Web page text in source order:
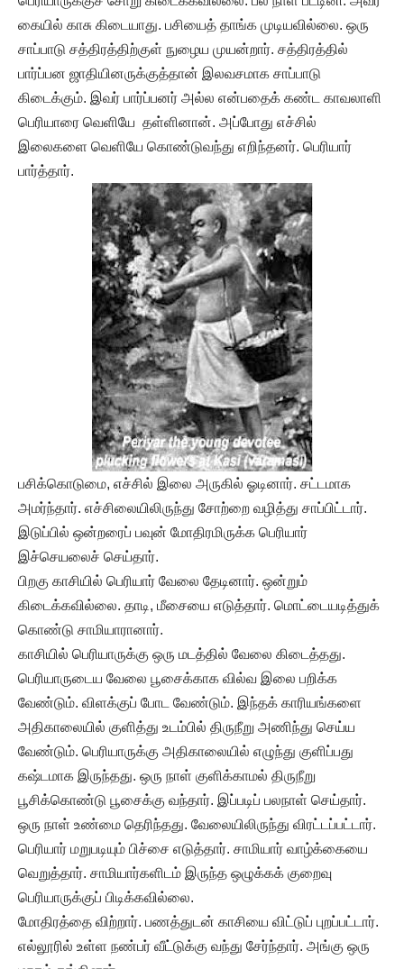
கையில் காசு கிடையாது. பசியைத் தாங்க முடியவில்லை. ஒரு
சாப்பாடு சத்திரத்திற்குள் நுழைய முயன்றார். சத்திரத்தில்
பார்ப்பன ஜாதியினருக்குத்தான் இலவசமாக சாப்பாடு
கிடைக்கும். இவர் பார்ப்பனர் அல்ல என்பதைக் கண்ட காவலாளி
பெரியாரை வெளியே தள்ளினான். அப்போது எச்சில்
இலைகளை வெளியே கொண்டுவந்து எறிந்தனர். பெரியார்
பார்த்தார்.
பசிக்கொடுமை, எச்சில் இலை அருகில் ஓடினார். சட்டமாக
அமர்ந்தார். எச்சிலையிலிருந்து சோற்றை வழித்து சாப்பிட்டார்.
இடுப்பில் ஒன்றரைப் பவுன் மோதிரமிருக்க பெரியார்
இச்செயலைச் செய்தார்.
பிறகு காசியில் பெரியார் வேலை தேடினார். ஒன்றும்
கிடைக்கவில்லை. தாடி, மீசையை எடுத்தார். மொட்டையடித்துக்
கொண்டு சாமியாரானார்.
காசியில் பெரியாருக்கு ஒரு மடத்தில் வேலை கிடைத்தது.
பெரியாருடைய வேலை பூசைக்காக வில்வ இலை பறிக்க
வேண்டும். விளக்குப் போட வேண்டும். இந்தக் காரியங்களை
அதிகாலையில் குளித்து உடம்பில் திருநீறு அணிந்து செய்ய
வேண்டும். பெரியாருக்கு அதிகாலையில் எழுந்து குளிப்பது
கஷ்டமாக இருந்தது. ஒரு நாள் குளிக்காமல் திருநீறு
பூசிக்கொண்டு பூசைக்கு வந்தார். இப்படிப் பலநாள் செய்தார்.
ஒரு நாள் உண்மை தெரிந்தது. வேலையிலிருந்து விரட்டப்பட்டார்.
பெரியார் மறுபடியும் பிச்சை எடுத்தார். சாமியார் வாழ்க்கையை
வெறுத்தார். சாமியார்களிடம் இருந்த ஒழுக்கக் குறைவு
பெரியாருக்குப் பிடிக்கவில்லை.
மோதிரத்தை விற்றார். பணத்துடன் காசியை விட்டுப் புறப்பட்டார்.
எல்லூரில் உள்ள நண்பர் வீட்டுக்கு வந்து சேர்ந்தார். அங்கு ஒரு